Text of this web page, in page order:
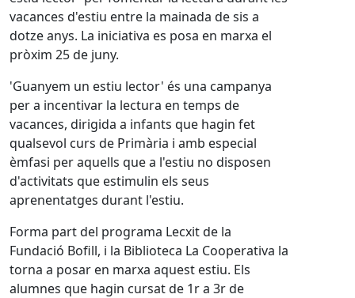
vacances d'estiu entre la mainada de sis a
dotze anys. La iniciativa es posa en marxa el
pròxim 25 de juny.
'Guanyem un estiu lector' és una campanya
per a incentivar la lectura en temps de
vacances, dirigida a infants que hagin fet
qualsevol curs de Primària i amb especial
èmfasi per aquells que a l'estiu no disposen
d'activitats que estimulin els seus
aprenentatges durant l'estiu.
Forma part del programa Lecxit de la
Fundació Bofill, i la Biblioteca La Cooperativa la
torna a posar en marxa aquest estiu. Els
alumnes que hagin cursat de 1r a 3r de